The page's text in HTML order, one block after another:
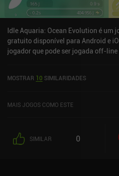
Idle Aquaria: Ocean Evolution é um
gratuito disponível para Android e
jogador que pode ser jogada off-
classificação atual de 2 de 5,0 no
MOSTRAR 10 SIMILARIDADES
MAIS JOGOS COMO ESTE
SIMILAR 0